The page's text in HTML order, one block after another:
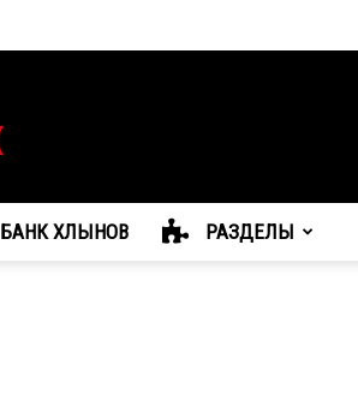
БАНК ХЛЫНОВ РАЗДЕЛЫ